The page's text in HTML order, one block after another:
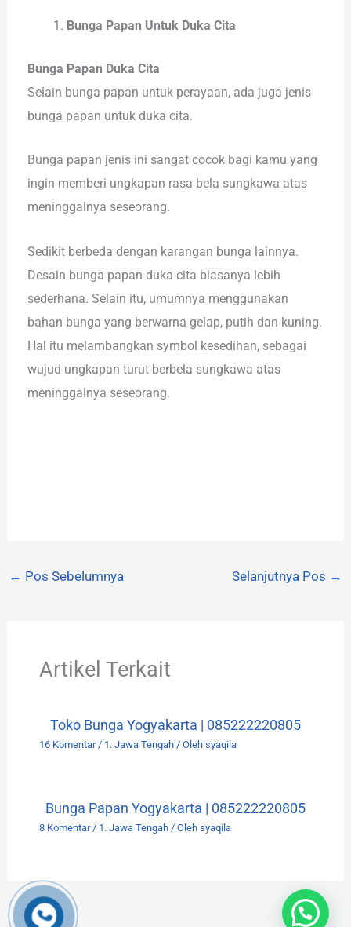
Bunga Papan Untuk Duka Cita
Bunga Papan Duka Cita
Selain bunga papan untuk perayaan, ada juga jenis
bunga papan untuk duka cita.
Bunga papan jenis ini sangat cocok bagi kamu yang
ingin memberi ungkapan rasa bela sungkawa atas
meninggalnya seseorang.
Sedikit berbeda dengan karangan bunga lainnya.
Desain bunga papan duka cita biasanya lebih
sederhana. Selain itu, umumnya menggunakan
bahan bunga yang berwarna gelap, putih dan kuning.
Hal itu melambangkan symbol kesedihan, sebagai
wujud ungkapan turut berbela sungkawa atas
meninggalnya seseorang.
← Pos Sebelumnya Selanjutnya Pos →
Artikel Terkait
Toko Bunga Yogyakarta | 085222220805
16 Komentar / 1. Jawa Tengah/ Oleh syaqila
Bunga Papan Yogyakarta | 085222220805
8 Komentar / 1. Jawa Tengah/ Oleh syaqila